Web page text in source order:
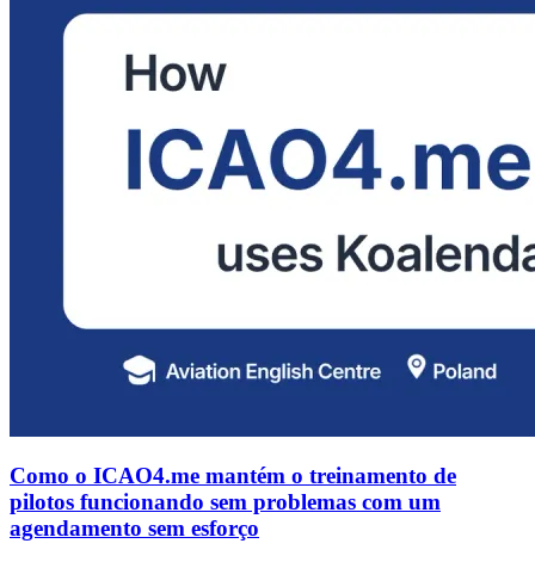
Como o ICAO4.me mantém o treinamento de
pilotos funcionando sem problemas com um
agendamento sem esforço